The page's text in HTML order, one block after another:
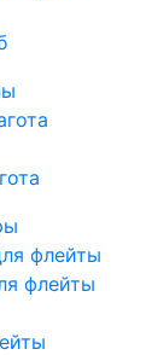
флейты
флейты